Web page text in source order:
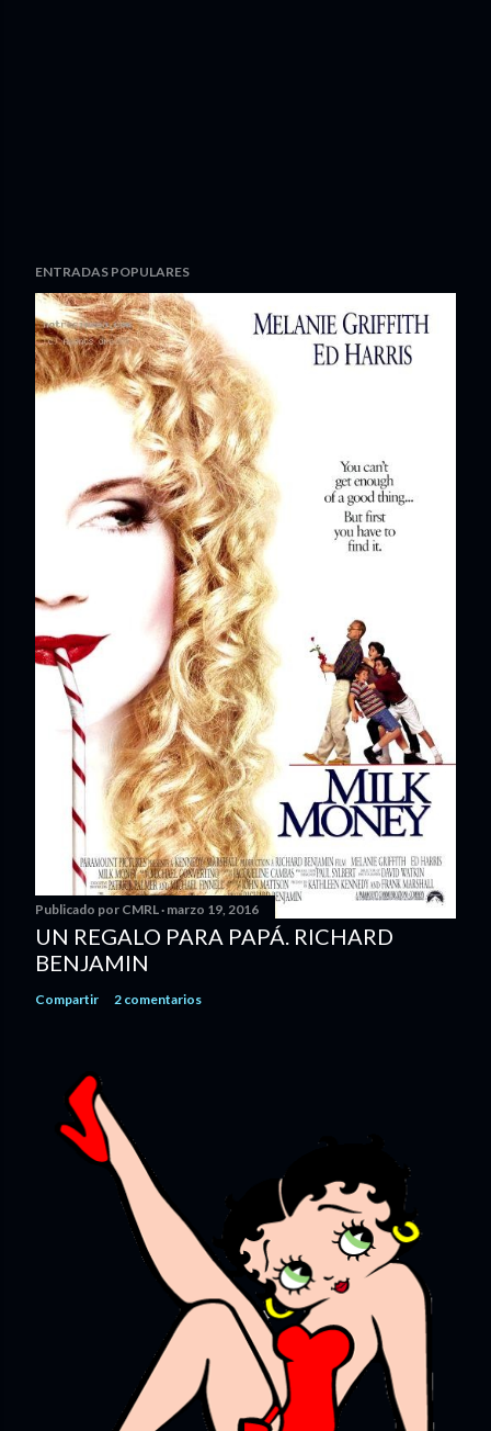
ENTRADAS POPULARES
Publicado por CMRL marzo 19, 2016
UN REGALO PARA PAPÁ. RICHARD
BENJAMIN
Compartir 2 comentarios